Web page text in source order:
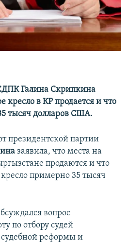
Галина Скрипкина
кресло в КР продается и что
тысяч долларов США.
президентской партии
заявила, что места на
продаются и что
кресло примерно 35 тысяч
вопрос
по отбору судей
реформы и